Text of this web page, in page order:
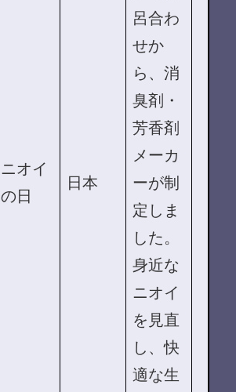
ニオイ
の日
日本
呂合わ
せか
ら、消
臭剤・
芳香剤
メーカ
ーが制
定しま
した。
身近な
ニオイ
を見直
し、快
適な生